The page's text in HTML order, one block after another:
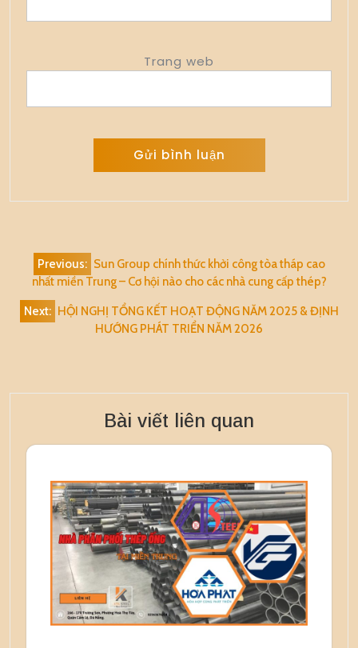
Trang web
Điều
hướng
bài
viết
Previous: Sun Group chính thức khởi công tòa tháp cao
nhất miền Trung – Cơ hội nào cho các nhà cung cấp thép?
Next: HỘI NGHỊ TỔNG KẾT HOẠT ĐỘNG NĂM 2025 & ĐỊNH
HƯỚNG PHÁT TRIỂN NĂM 2026
Bài viết liên quan